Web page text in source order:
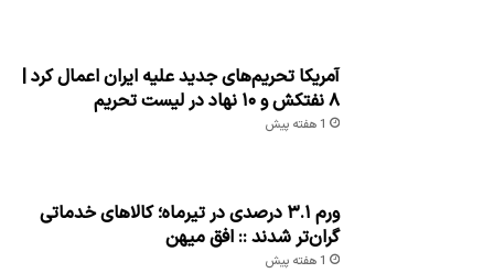
آمریکا تحریم‌های جدید علیه ایران اعمال کرد |
۸ نفتکش و ۱۰ نهاد در لیست تحریم
1 هفته پیش
ورم ۳.۱ درصدی در تیرماه؛ کالاهای خدماتی
گران‌تر شدند :: افق میهن
1 هفته پیش